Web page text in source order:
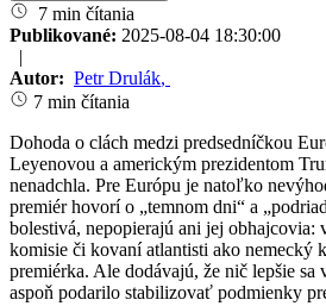
7 min čítania
Publikované: 2025-08-04 18:30:00
|
Autor: Petr Drulák,
7 min čítania
Dohoda o clách medzi predsedníčkou
Leyenovou a americkým prezidentom
nenadchla. Pre Európu je natoľko
premiér hovorí o „temnom dni“ a
bolestivá, nepopierajú ani jej obhajcovia:
komisie či kovaní atlantisti ako nemecký
premiérka. Ale dodávajú, že nič lepšie sa
aspoň podarilo stabilizovať podmienky